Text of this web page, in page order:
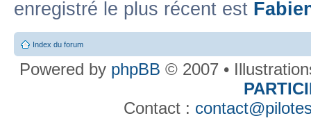
enregistré le plus récent est
Index du forum
Powered by phpBB © 2007 •
Contact :